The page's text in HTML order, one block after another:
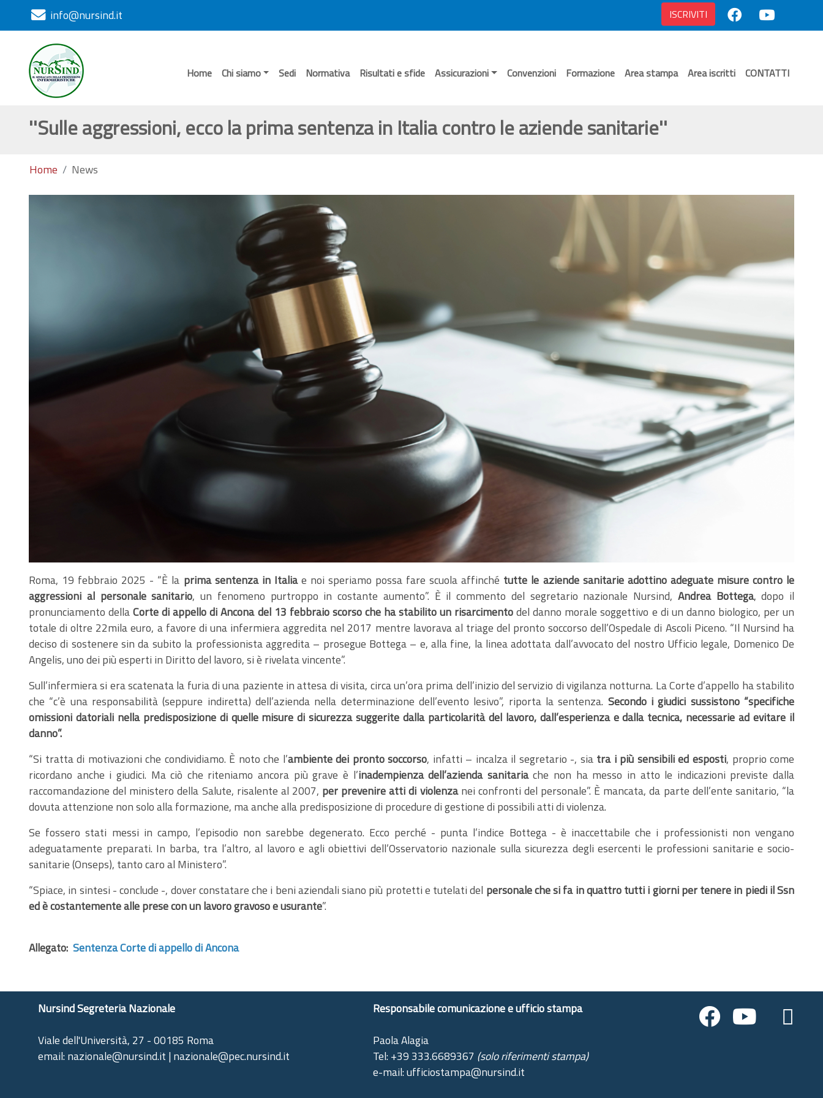
info@nursind.it ISCRIVITI
Home Chi siamo Sedi Normativa Risultati e sfide Assicurazioni Convenzioni Formazione Area stampa Area iscritti CONTATTI
''Sulle aggressioni, ecco la prima sentenza in Italia contro le aziende sanitarie''
Home News
Roma, 19 febbraio 2025 - “È la prima sentenza in Italiae noi speriamo possa fare scuola affinché tutte le aziende sanitarie adottino adeguate misure contro le
aggressioni al personale sanitario, un fenomeno purtroppo in costante aumento”. È il commento del segretario nazionale Nursind, Andrea Bottega, dopo il
pronunciamento dellaCorte di appello di Ancona del 13 febbraio scorso che ha stabilito un risarcimentodel danno morale soggettivo e di un danno biologico, per un
totale di oltre 22mila euro, a favore di una infermiera aggredita nel 2017 mentre lavorava al triage del pronto soccorso dell’Ospedale di Ascoli Piceno. “Il Nursind ha
deciso di sostenere sin da subito la professionista aggredita – prosegue Bottega – e, alla fine, la linea adottata dall’avvocato del nostro Ufficio legale, Domenico De
Angelis, uno dei più esperti in Diritto del lavoro, si è rivelata vincente”.
Sull’infermiera si era scatenata la furia di una paziente in attesa di visita, circa un’ora prima dell’inizio del servizio di vigilanza notturna. La Corte d’appello ha stabilito
che “c’è una responsabilità (seppure indiretta) dell’azienda nella determinazione dell’evento lesivo”, riporta la sentenza. Secondo i giudici sussistono “specifiche
omissioni datoriali nella predisposizione di quelle misure di sicurezza suggerite dalla particolarità del lavoro, dall’esperienza e dalla tecnica, necessarie ad evitare il
danno”.
“Si tratta di motivazioni che condividiamo. È noto che l’ambiente dei pronto soccorso, infatti – incalza il segretario -, sia tra i più sensibili ed esposti, proprio come
ricordano anche i giudici. Ma ciò che riteniamo ancora più grave è l’inadempienza dell’azienda sanitariache non ha messo in atto le indicazioni previste dalla
raccomandazione del ministero della Salute, risalente al 2007, per prevenire atti di violenzanei confronti del personale”. È mancata, da parte dell’ente sanitario, “la
dovuta attenzione non solo alla formazione, ma anche alla predisposizione di procedure di gestione di possibili atti di violenza.
Se fossero stati messi in campo, l’episodio non sarebbe degenerato. Ecco perché - punta l’indice Bottega - è inaccettabile che i professionisti non vengano
adeguatamente preparati. In barba, tra l’altro, al lavoro e agli obiettivi dell’Osservatorio nazionale sulla sicurezza degli esercenti le professioni sanitarie e socio-
sanitarie (Onseps), tanto caro al Ministero”.
“Spiace, in sintesi - conclude -, dover constatare che i beni aziendali siano più protetti e tutelati del personale che si fa in quattro tutti i giorni per tenere in piedi il Ssn
ed è costantemente alle prese con un lavoro gravoso e usurante”.
Allegato: Sentenza Corte di appello di Ancona
Nursind Segreteria Nazionale
Viale dell'Università, 27 - 00185 Roma
email: nazionale@nursind.it | nazionale@pec.nursind.it
Responsabile comunicazione e ufficio stampa
Paola Alagia
Tel: +39 333.6689367 (solo riferimenti stampa)
e-mail: ufficiostampa@nursind.it